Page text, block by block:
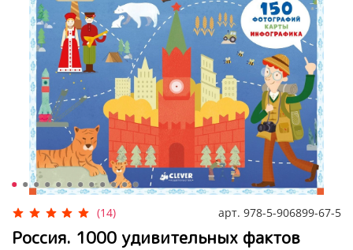
(14) арт. 978-5-906899-67-5
Россия. 1000 удивительных фактов